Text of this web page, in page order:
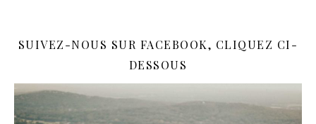
SUIVEZ-NOUS SUR FACEBOOK, CLIQUEZ CI-
DESSOUS